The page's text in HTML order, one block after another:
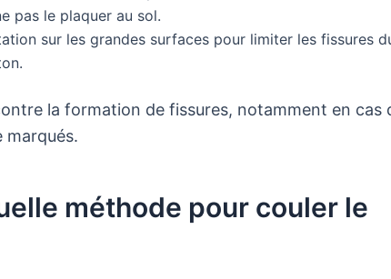
pas le plaquer au sol.
sur les grandes surfaces pour limiter les fissures
la formation de fissures, notamment en cas
marqués.
méthode pour couler le